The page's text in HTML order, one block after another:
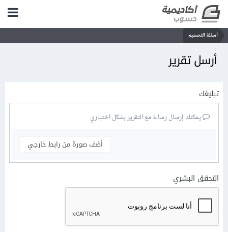
أسئلة التصميم
أرسل تقرير
تبليغك
يمكنك إرسال رسالة مع التقرير بشكل اختياري
أضف صورة من رابط خارجي
التحقق البشري